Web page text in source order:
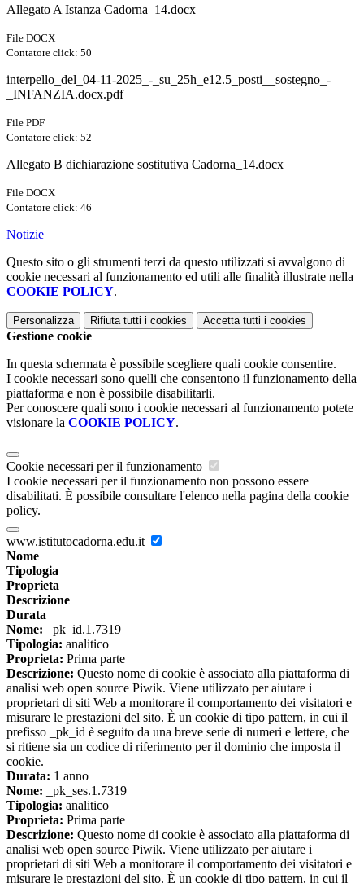
Allegato A Istanza Cadorna_14.docx
File DOCX
Contatore click: 50
interpello_del_04-11-2025_-_su_25h_e12.5_posti__sostegno_-
_INFANZIA.docx.pdf
File PDF
Contatore click: 52
Allegato B dichiarazione sostitutiva Cadorna_14.docx
File DOCX
Contatore click: 46
Notizie
Questo sito o gli strumenti terzi da questo utilizzati si avvalgono di
cookie necessari al funzionamento ed utili alle finalità illustrate nella
COOKIE POLICY.
Personalizza Rifiuta tutti i cookies Accetta tutti i cookies
Gestione cookie
In questa schermata è possibile scegliere quali cookie consentire.
I cookie necessari sono quelli che consentono il funzionamento della
piattaforma e non è possibile disabilitarli.
Per conoscere quali sono i cookie necessari al funzionamento potete
visionare la COOKIE POLICY.
Cookie necessari per il funzionamento
I cookie necessari per il funzionamento non possono essere
disabilitati. È possibile consultare l'elenco nella pagina della cookie
policy.
www.istitutocadorna.edu.it
Nome
Tipologia
Proprieta
Descrizione
Durata
Nome: _pk_id.1.7319
Tipologia: analitico
Proprieta: Prima parte
Descrizione: Questo nome di cookie è associato alla piattaforma di
analisi web open source Piwik. Viene utilizzato per aiutare i
proprietari di siti Web a monitorare il comportamento dei visitatori e
misurare le prestazioni del sito. È un cookie di tipo pattern, in cui il
prefisso _pk_id è seguito da una breve serie di numeri e lettere, che
si ritiene sia un codice di riferimento per il dominio che imposta il
cookie.
Durata: 1 anno
Nome: _pk_ses.1.7319
Tipologia: analitico
Proprieta: Prima parte
Descrizione: Questo nome di cookie è associato alla piattaforma di
analisi web open source Piwik. Viene utilizzato per aiutare i
proprietari di siti Web a monitorare il comportamento dei visitatori e
misurare le prestazioni del sito. È un cookie di tipo pattern, in cui il